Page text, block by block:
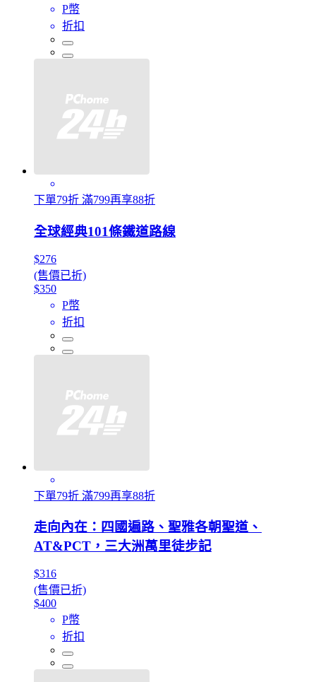
P幣
折扣
下單79折 滿799再享88折
全球經典101條鐵道路線
$276
(售價已折)
$350
P幣
折扣
下單79折 滿799再享88折
走向內在：四國遍路、聖雅各朝聖道、
AT&PCT，三大洲萬里徒步記
$316
(售價已折)
$400
P幣
折扣